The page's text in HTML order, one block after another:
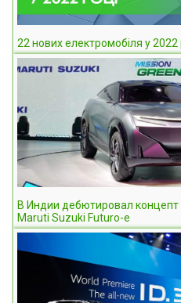
22 нових електромобіля у 2022
В Индии дебютировал концепт
Maruti Suzuki Futuro-e